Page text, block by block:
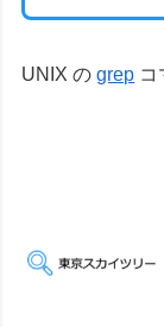
UNIX のgrep コ